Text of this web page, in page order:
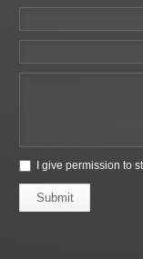
I give permission to
Submit